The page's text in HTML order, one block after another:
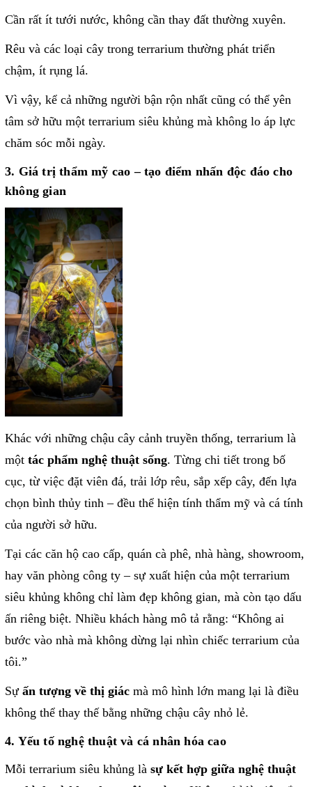
Cần rất ít tưới nước, không cần thay đất thường xuyên.
Rêu và các loại cây trong terrarium thường phát triển
chậm, ít rụng lá.
Vì vậy, kể cả những người bận rộn nhất cũng có thể yên
tâm sở hữu một terrarium siêu khủng mà không lo áp lực
chăm sóc mỗi ngày.
3. Giá trị thẩm mỹ cao – tạo điểm nhấn độc đáo cho
không gian
Khác với những chậu cây cảnh truyền thống, terrarium là
một tác phẩm nghệ thuật sống. Từng chi tiết trong bố
cục, từ việc đặt viên đá, trải lớp rêu, sắp xếp cây, đến lựa
chọn bình thủy tinh – đều thể hiện tính thẩm mỹ và cá tính
của người sở hữu.
Tại các căn hộ cao cấp, quán cà phê, nhà hàng, showroom,
hay văn phòng công ty – sự xuất hiện của một terrarium
siêu khủng không chỉ làm đẹp không gian, mà còn tạo dấu
ấn riêng biệt. Nhiều khách hàng mô tả rằng: “Không ai
bước vào nhà mà không dừng lại nhìn chiếc terrarium của
tôi.”
Sự ấn tượng về thị giác mà mô hình lớn mang lại là điều
không thể thay thế bằng những chậu cây nhỏ lẻ.
4. Yếu tố nghệ thuật và cá nhân hóa cao
Mỗi terrarium siêu khủng là sự kết hợp giữa nghệ thuật